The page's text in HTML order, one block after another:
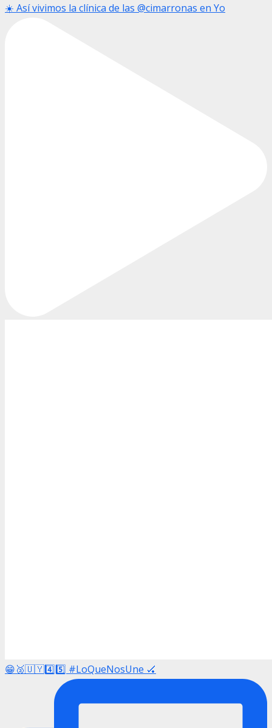
☀️ Así vivimos la clínica de las @cimarronas en Yo
😁🥈🇺🇾4️⃣5️⃣ #LoQueNosUne 🏑